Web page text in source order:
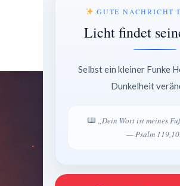
GUTE NACHRICHT
Licht findet
Selbst ein kleiner Funke
Dunkelheit
„Dein Wort ist meines
— Psalm